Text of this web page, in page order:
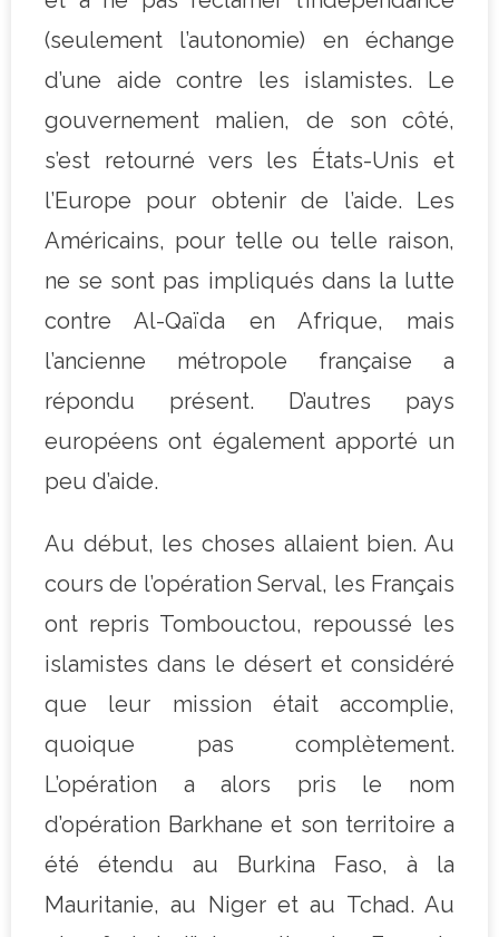
(seulement l’autonomie) en échange
d’une aide contre les islamistes. Le
gouvernement malien, de son côté,
s’est retourné vers les États-Unis et
l’Europe pour obtenir de l’aide. Les
Américains, pour telle ou telle raison,
ne se sont pas impliqués dans la lutte
contre Al-Qaïda en Afrique, mais
l’ancienne métropole française a
répondu présent. D’autres pays
européens ont également apporté un
peu d’aide.
Au début, les choses allaient bien. Au
cours de l’opération Serval, les Français
ont repris Tombouctou, repoussé les
islamistes dans le désert et considéré
que leur mission était accomplie,
quoique pas complètement.
L’opération a alors pris le nom
d’opération Barkhane et son territoire a
été étendu au Burkina Faso, à la
Mauritanie, au Niger et au Tchad. Au